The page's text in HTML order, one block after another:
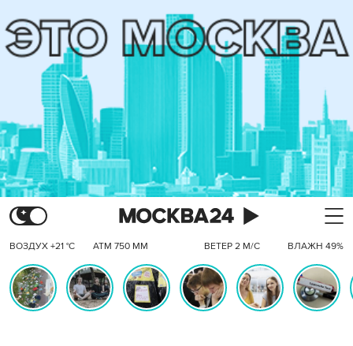
ВОЗДУХ +21 °C АТМ 750 ММ ВЕТЕР 2 М/С ВЛАЖН 49%